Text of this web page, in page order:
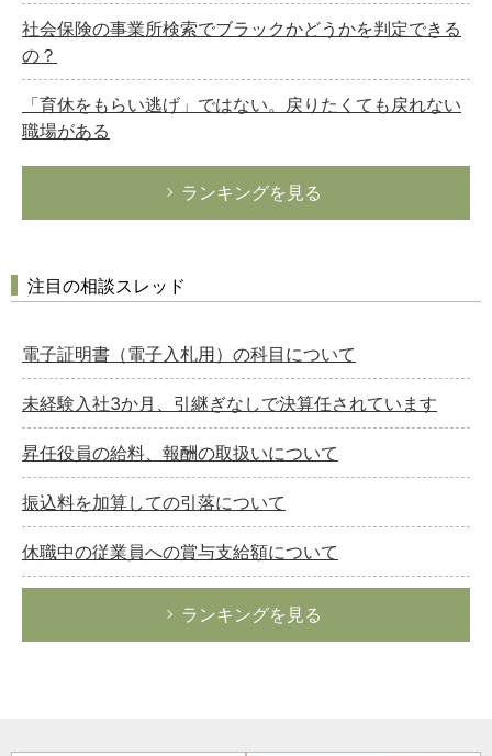
社会保険の事業所検索でブラックかどうかを判定できる
の？
「育休をもらい逃げ」ではない。戻りたくても戻れない
職場がある
ランキングを見る
注目の相談スレッド
電子証明書（電子入札用）の科目について
未経験入社3か月、引継ぎなしで決算任されています
昇任役員の給料、報酬の取扱いについて
振込料を加算しての引落について
休職中の従業員への賞与支給額について
ランキングを見る